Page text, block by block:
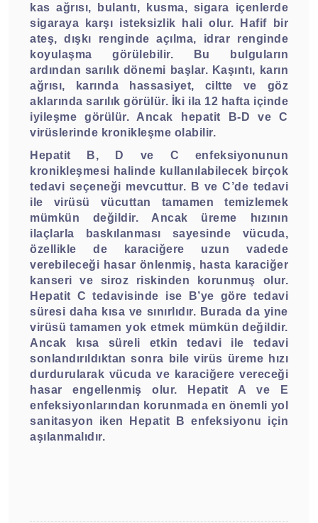
kas ağrısı, bulantı, kusma, sigara içenlerde
sigaraya karşı isteksizlik hali olur. Hafif bir
ateş, dışkı renginde açılma, idrar renginde
koyulaşma görülebilir. Bu bulguların
ardından sarılık dönemi başlar. Kaşıntı, karın
ağrısı, karında hassasiyet, ciltte ve göz
aklarında sarılık görülür. İki ila 12 hafta içinde
iyileşme görülür. Ancak hepatit B-D ve C
virüslerinde kronikleşme olabilir.
Hepatit B, D ve C enfeksiyonunun
kronikleşmesi halinde kullanılabilecek birçok
tedavi seçeneği mevcuttur. B ve C’de tedavi
ile virüsü vücuttan tamamen temizlemek
mümkün değildir. Ancak üreme hızının
ilaçlarla baskılanması sayesinde vücuda,
özellikle de karaciğere uzun vadede
verebileceği hasar önlenmiş, hasta karaciğer
kanseri ve siroz riskinden korunmuş olur.
Hepatit C tedavisinde ise B’ye göre tedavi
süresi daha kısa ve sınırlıdır. Burada da yine
virüsü tamamen yok etmek mümkün değildir.
Ancak kısa süreli etkin tedavi ile tedavi
sonlandırıldıktan sonra bile virüs üreme hızı
durdurularak vücuda ve karaciğere vereceği
hasar engellenmiş olur. Hepatit A ve E
enfeksiyonlarından korunmada en önemli yol
sanitasyon iken Hepatit B enfeksiyonu için
aşılanmalıdır.